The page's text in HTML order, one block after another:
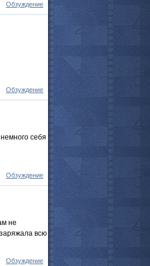
Обзуждение
Обзуждение
себя
Обзуждение
не
всю
Обзуждение